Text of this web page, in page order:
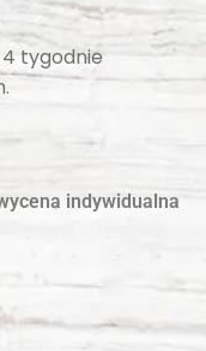
tygodnie
indywidualna